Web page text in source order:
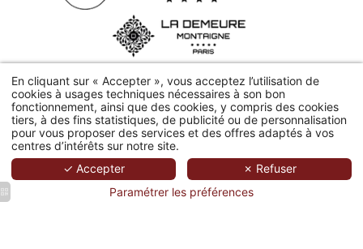
2026 Hôtel Château Frontenac.HapiProduit par MMcréation|
Mentions Légales|Utilisation Des Cookies
En cliquant sur « Accepter », vous acceptez l’utilisation de
cookies à usages techniques nécessaires à son bon
fonctionnement, ainsi que des cookies, y compris des cookies
tiers, à des fins statistiques, de publicité ou de personnalisation
pour vous proposer des services et des offres adaptés à vos
centres d’intérêts sur notre site.
✓ Accepter
✗ Refuser
Paramétrer les préférences